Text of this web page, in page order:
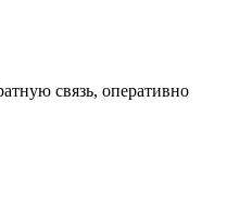
связь, оперативно